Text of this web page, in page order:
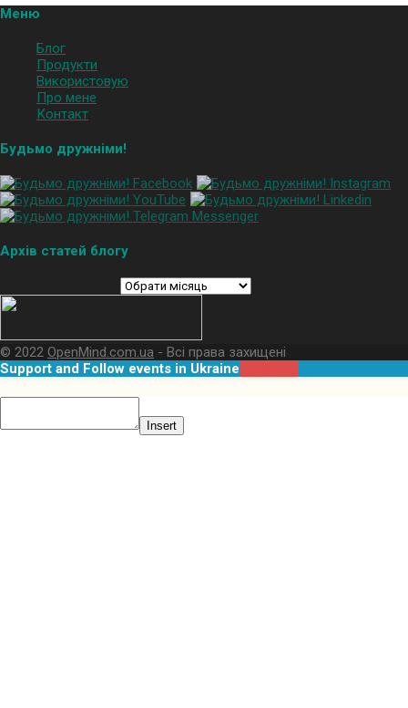
Меню
Блог
Продукти
Використовую
Про мене
Контакт
Будьмо дружніми!
Архів статей блогу
© 2022 OpenMind.com.ua - Всі права захищені
Support and Follow events in Ukraine
Insert